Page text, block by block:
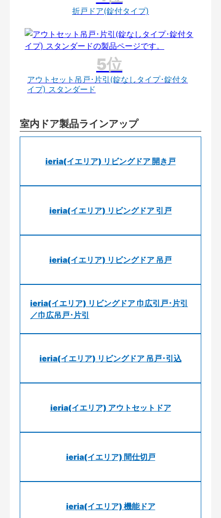
折戸ドア(錠付タイプ)
アウトセット吊戸･片引(錠なしタイプ･錠付タ
イプ) スタンダード
室内ドア製品ラインアップ
ieria(イエリア) リビングドア 開き戸
ieria(イエリア) リビングドア 引戸
ieria(イエリア) リビングドア 吊戸
ieria(イエリア) リビングドア 巾広引戸･片引
／巾広吊戸･片引
ieria(イエリア) リビングドア 吊戸･引込
ieria(イエリア) アウトセットドア
ieria(イエリア) 間仕切戸
ieria(イエリア) 機能ドア